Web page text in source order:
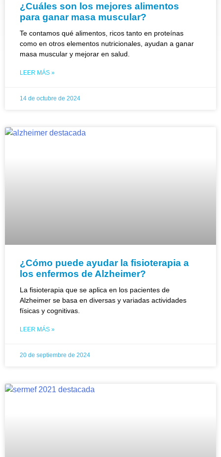
¿Cuáles son los mejores alimentos
para ganar masa muscular?
Te contamos qué alimentos, ricos tanto en proteínas
como en otros elementos nutricionales, ayudan a ganar
masa muscular y mejorar en salud.
LEER MÁS »
14 de octubre de 2024
¿Cómo puede ayudar la fisioterapia a
los enfermos de Alzheimer?
La fisioterapia que se aplica en los pacientes de
Alzheimer se basa en diversas y variadas actividades
físicas y cognitivas.
LEER MÁS »
20 de septiembre de 2024